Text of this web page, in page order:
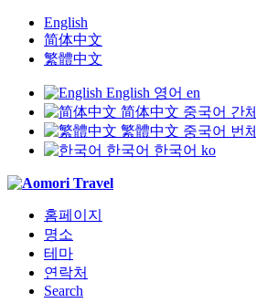
English
简体中文
繁體中文
English 영어 en
简体中文 중국어 간체
繁體中文 중국어 번체
한국어 한국어 ko
홈페이지
명소
테마
연락처
Search